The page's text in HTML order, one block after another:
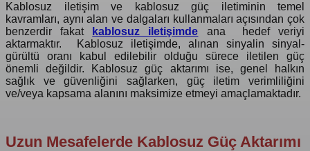
Kablosuz iletişim ve kablosuz güç iletiminin temel
kavramları, aynı alan ve dalgaları kullanmaları açısından çok
benzerdir fakat
kablosuz iletişimde ana hedef veriyi
aktarmaktır. Kablosuz iletişimde, alınan sinyalin sinyal-
gürültü oranı kabul edilebilir olduğu sürece iletilen güç
önemli değildir. Kablosuz güç aktarımı ise, genel halkın
sağlık ve güvenliğini sağlarken, güç iletim verimliliğini
ve/veya kapsama alanını maksimize etmeyi amaçlamaktadır.
Uzun Mesafelerde Kablosuz Güç Aktarımı